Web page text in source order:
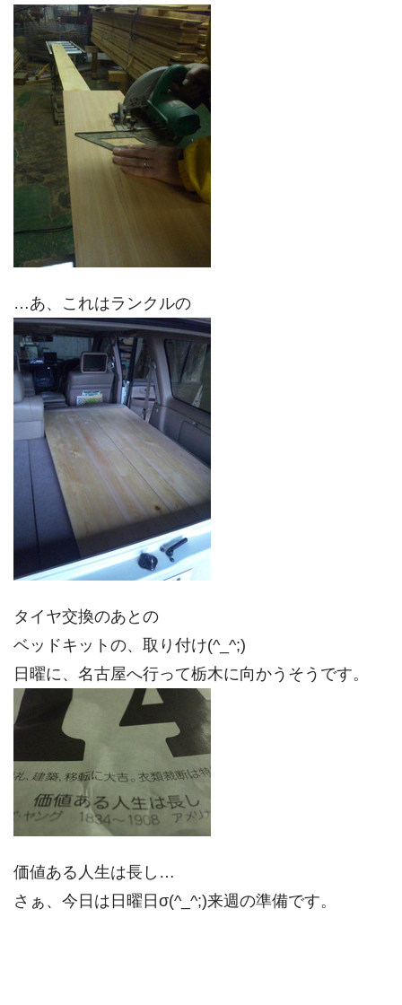
…あ、これはランクルの
タイヤ交換のあとの
ベッドキットの、取り付け(^_^;)
日曜に、名古屋へ行って栃木に向かうそうです。
価値ある人生は長し…
さぁ、今日は日曜日σ(^_^;)来週の準備です。